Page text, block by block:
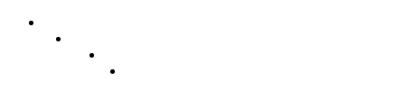
Pasar al contenido principal